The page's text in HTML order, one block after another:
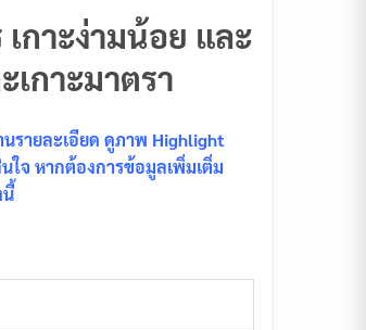
กาะง่ามน้อย และ
เกาะมาตรา
รายละเอียด ดูภาพ Highlight
จ หากต้องการข้อมูลเพิ่มเติ่ม
นี้